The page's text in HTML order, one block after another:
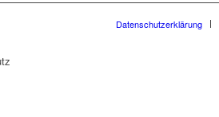
Datenschutzerklärung